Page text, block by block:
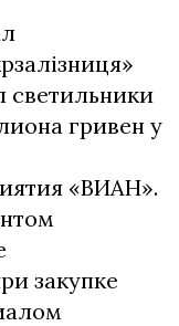
светильники
гривен у
«ВИАН».
закупке